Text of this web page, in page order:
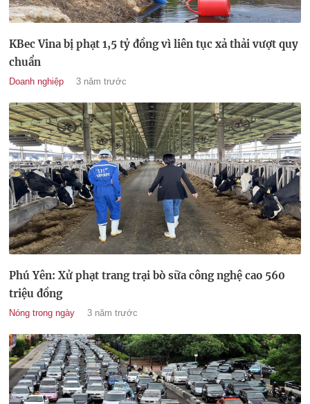
KBec Vina bị phạt 1,5 tỷ đồng vì liên tục xả thải vượt quy
chuẩn
Doanh nghiệp 3 năm trước
Phú Yên: Xử phạt trang trại bò sữa công nghệ cao 560
triệu đồng
Nóng trong ngày 3 năm trước